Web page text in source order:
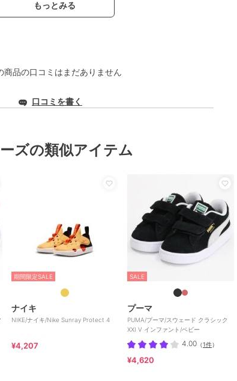
もっとみる
商品の口コミはまだありません
口コミを書く
ズの類似アイテム
期間限定SALE
ナイキ
NIKE/ナイキ/Nike Sunray Protect 4
¥4,207
SALE
プーマ
PUMA/プーマ/スウェード クラシック
XXI V インファント/ベビー
4.00 （1件）
¥4,620